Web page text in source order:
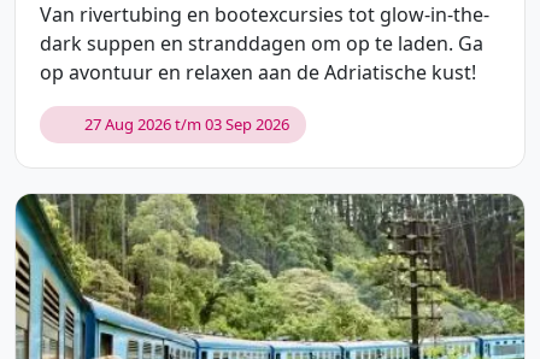
Van rivertubing en bootexcursies tot glow-in-the-
dark suppen en stranddagen om op te laden. Ga
op avontuur en relaxen aan de Adriatische kust!
27 Aug 2026 t/m 03 Sep 2026